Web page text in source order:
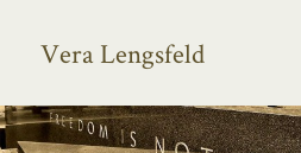
Vera Lengsfeld